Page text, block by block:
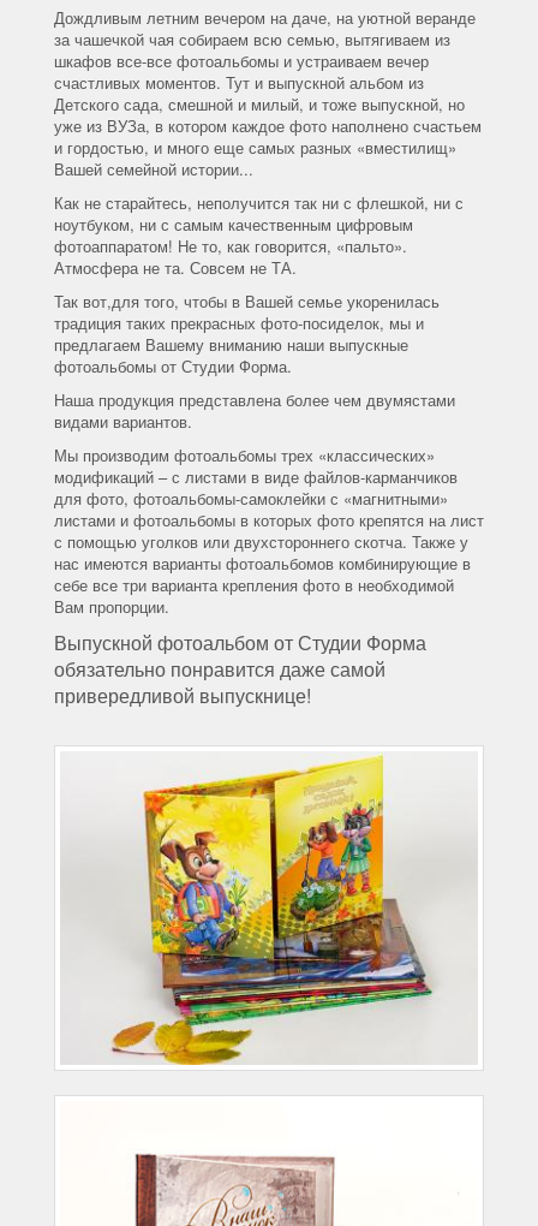
Дождливым летним вечером на даче, на уютной веранде
за чашечкой чая собираем всю семью, вытягиваем из
шкафов все-все фотоальбомы и устраиваем вечер
счастливых моментов. Тут и выпускной альбом из
Детского сада, смешной и милый, и тоже выпускной, но
уже из ВУЗа, в котором каждое фото наполнено счастьем
и гордостью, и много еще самых разных «вместилищ»
Вашей семейной истории...
Как не старайтесь, неполучится так ни с флешкой, ни с
ноутбуком, ни с самым качественным цифровым
фотоаппаратом! Не то, как говорится, «пальто».
Атмосфера не та. Совсем не ТА.
Так вот,для того, чтобы в Вашей семье укоренилась
традиция таких прекрасных фото-посиделок, мы и
предлагаем Вашему вниманию наши выпускные
фотоальбомы от Студии Форма.
Наша продукция представлена более чем двумястами
видами вариантов.
Мы производим фотоальбомы трех «классических»
модификаций – с листами в виде файлов-карманчиков
для фото, фотоальбомы-самоклейки с «магнитными»
листами и фотоальбомы в которых фото крепятся на лист
с помощью уголков или двухстороннего скотча. Также у
нас имеются варианты фотоальбомов комбинирующие в
себе все три варианта крепления фото в необходимой
Вам пропорции.
Выпускной фотоальбом от Студии Форма
обязательно понравится даже самой
привередливой выпускнице!